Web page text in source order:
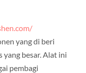
yang di beri
yang besar. Alat ini
pembagi